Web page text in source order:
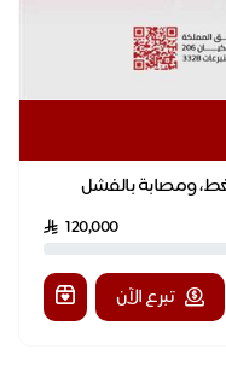
ومصابة بالفشل
120,000
تبرع الآن